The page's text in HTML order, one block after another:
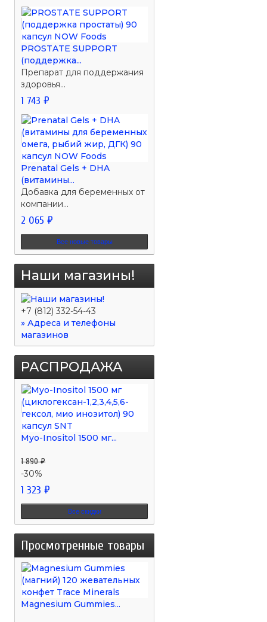
PROSTATE SUPPORT
(поддержка...
Препарат для поддержания
здоровья...
1 743 ₽
Prenatal Gels + DHA
(витамины...
Добавка для беременных от
компании...
2 065 ₽
Все новые товары
Наши магазины!
+7 (812) 332-54-43
» Адреса и телефоны
магазинов
РАСПРОДАЖА
Myo-Inositol 1500 мг...
1 890 ₽
-30%
1 323 ₽
Все скидки
Просмотренные товары
Magnesium Gummies...